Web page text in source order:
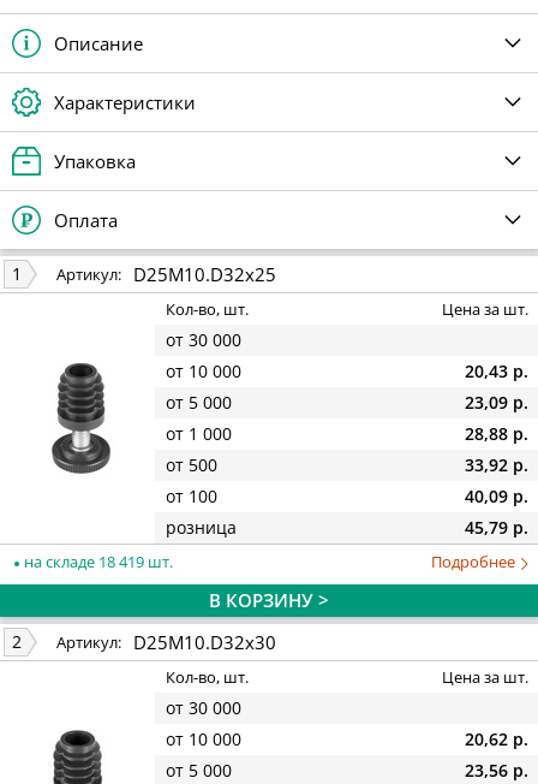
Описание
Характеристики
Упаковка
Оплата
1 Артикул: D25М10.D32x25
Кол-во, шт. Цена за шт.
от 30 000
от 10 000
20,43 р.
от 5 000
23,09 р.
от 1 000
28,88 р.
от 500
33,92 р.
от 100
40,09 р.
розница
45,79 р.
на складе 18 419 шт. Подробнее
В КОРЗИНУ >
2 Артикул: D25М10.D32x30
Кол-во, шт. Цена за шт.
от 30 000
от 10 000
20,62 р.
от 5 000
23,56 р.